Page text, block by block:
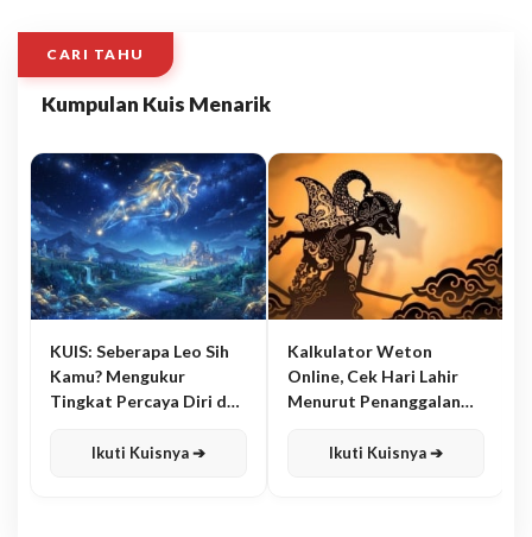
CARI TAHU
Kumpulan Kuis Menarik
KUIS: Seberapa Leo Sih
Kamu? Mengukur
Tingkat Percaya Diri dan
Ikuti Kuisnya ➔
Kalkulator Weton
Online, Cek Hari Lahir
Menurut Penanggalan
Ikuti Kuisnya ➔